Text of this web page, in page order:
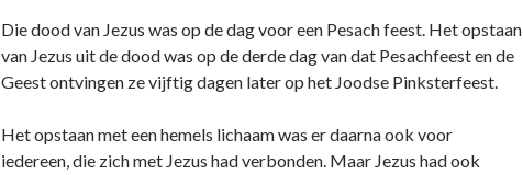
Die dood van Jezus was op de dag voor een Pesach feest. Het opstaan
van Jezus uit de dood was op de derde dag van dat Pesachfeest en de
Geest ontvingen ze vijftig dagen later op het Joodse Pinksterfeest.
Het opstaan met een hemels lichaam was er daarna ook voor
iedereen, die zich met Jezus had verbonden. Maar Jezus had ook